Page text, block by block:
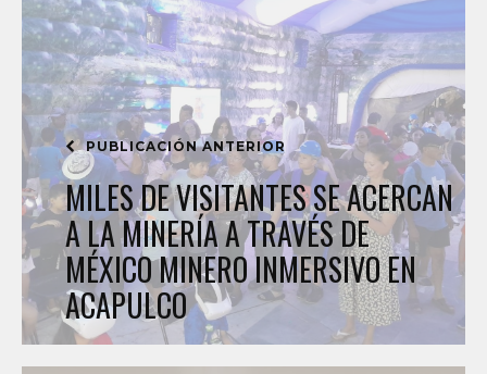
PUBLICACIÓN ANTERIOR
MILES DE VISITANTES SE ACERCAN
A LA MINERÍA A TRAVÉS DE
MÉXICO MINERO INMERSIVO EN
ACAPULCO